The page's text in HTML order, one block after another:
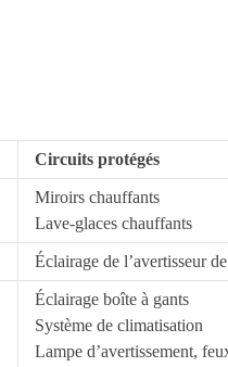
Circuits protégés
Miroirs chauffants
Lave-glaces chauffants
Éclairage de l’avertisseur
Éclairage boîte à gants
Système de climatisation
Lampe d’avertissement,